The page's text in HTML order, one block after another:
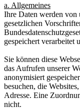
a. Allgemeines
Ihre Daten werden von
gesetzlichen
gespeichert verarbeitet
Sie können diese
das Aufrufen unserer
anonymisiert
besuchen, die
Adresse. Eine
nicht.